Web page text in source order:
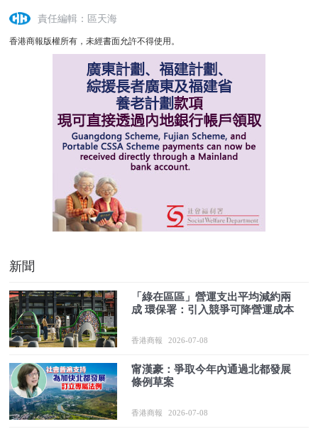
責任編輯：區天海
香港商報版權所有，未經書面允許不得使用。
新聞
「綠在區區」營運支出平均減約兩
成 環保署：引入競爭可降營運成本
香港商報 2026-07-08
甯漢豪：爭取今年內通過北都發展
條例草案
香港商報 2026-07-08